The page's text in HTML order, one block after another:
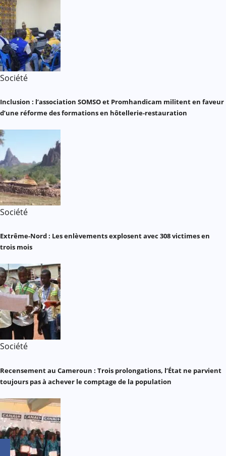
Société
Inclusion : l’association SOMSO et Promhandicam militent en faveur
d’une réforme des formations en hôtellerie-restauration
Société
Extrême-Nord : Les enlèvements explosent avec 308 victimes en
trois mois
Société
Recensement au Cameroun : Trois prolongations, l’État ne parvient
toujours pas à achever le comptage de la population